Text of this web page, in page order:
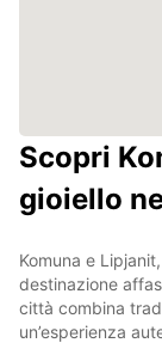
Scopri
gioiello
Komuna e
destinazione
città combina
un’esperienza